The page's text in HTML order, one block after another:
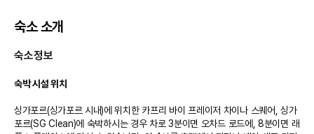
숙소 소개
숙소정보
숙박 시설 위치
싱가포르(싱가포르 시내)에 위치한 카프리 바이 프레이저 차이나 스퀘어, 싱가
포르(SG Clean)에 숙박하시는 경우 차로 3분이면 오차드 로드에, 8분이면 래